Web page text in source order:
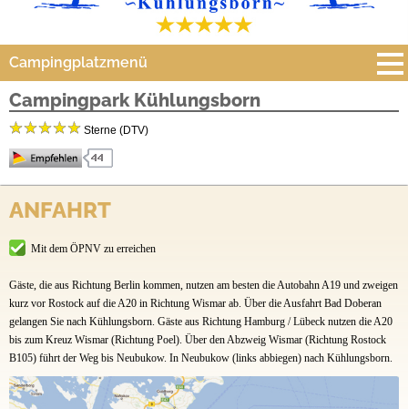
Campingplatzmenü
Platzdaten
Stellplätze
Preise & Prospekte
Anfahrt
Campingpark Kühlungsborn
Sterne (DTV)
Campingpark Kühlungsborn
Waldstraße 1b
Ansprechpartner: Herr Lange/Herr Sürken
Buchungsformular: topcamping.easybuchen.info/
Jetzt buchen
ANFAHRT
Mit dem ÖPNV zu erreichen
Gäste, die aus Richtung Berlin kommen, nutzen am besten die Autobahn A19 und zweigen
kurz vor Rostock auf die A20 in Richtung Wismar ab. Über die Ausfahrt Bad Doberan
gelangen Sie nach Kühlungsborn. Gäste aus Richtung Hamburg / Lübeck nutzen die A20
bis zum Kreuz Wismar (Richtung Poel). Über den Abzweig Wismar (Richtung Rostock
B105) führt der Weg bis Neubukow. In Neubukow (links abbiegen) nach Kühlungsborn.